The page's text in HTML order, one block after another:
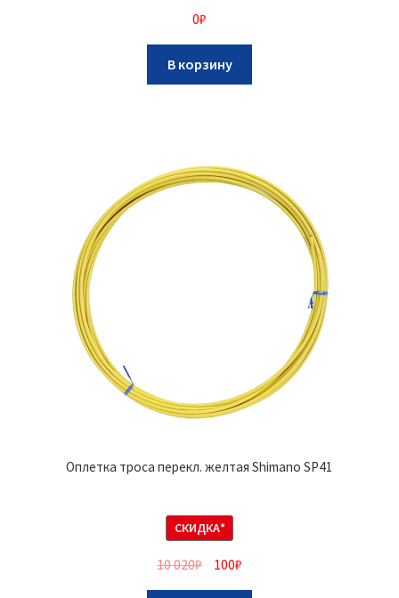
0₽
В корзину
Оплетка троса перекл. желтая Shimano SP41
СКИДКА*
10 020₽ 100₽